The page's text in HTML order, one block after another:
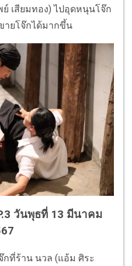
เสียมทอง) ไปอุดหนุนโจ๊ก
ายโจ๊กได้มากขึ้น
วันพุธที่ 13 มีนาคม
ที่ร้าน นวล (แอ้ม ศิระ